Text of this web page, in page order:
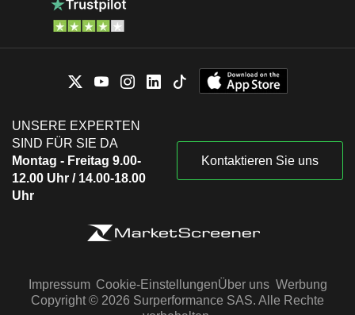
UNSERE EXPERTEN
SIND FÜR SIE DA
Montag - Freitag 9.00-
12.00 Uhr / 14.00-18.00
Uhr
Kontaktieren Sie uns
Impressum Cookie-EinstellungenÜber uns Werbung
Copyright © 2026 Surperformance SAS. Alle Rechte